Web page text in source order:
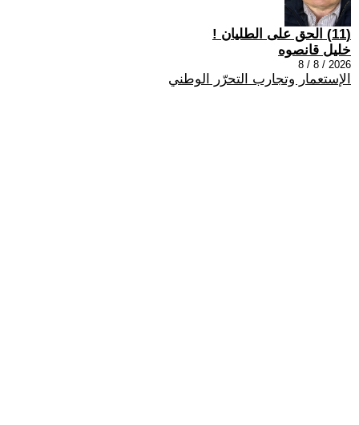
(11) الحق على الطليان !
خليل قانصوه
2026 / 8 / 8
الإستعمار وتجارب التحرّر الوطني